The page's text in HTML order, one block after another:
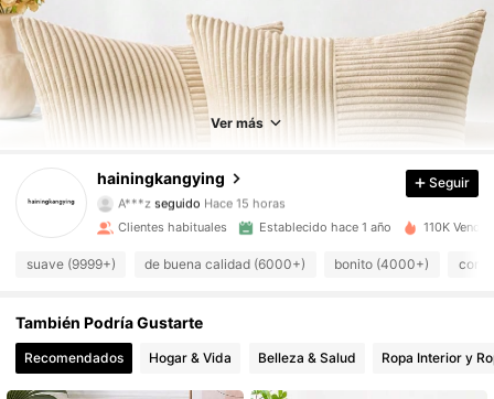
Ver más
hainingkangying
A***z seguido Hace 15 horas
r***6 está navegando
4,93
3.2K Seguidores
4,93 3.2K Seguidores
Seguir
Clientes habituales Establecido hace 1 año 110K
suave (9999+) de buena calidad (6000+) bonito (4000+)
También Podría Gustarte
Recomendados Hogar & Vida Belleza & Salud Ropa Interior y